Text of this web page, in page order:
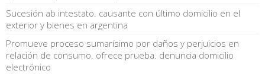
Sucesión ab intestato. causante con último domicilio en el
exterior y bienes en argentina
Promueve proceso sumarísimo por daños y perjuicios en
relación de consumo. ofrece prueba. denuncia domicilio
electrónico